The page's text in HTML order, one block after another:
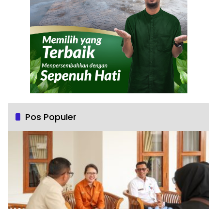
Pos Populer